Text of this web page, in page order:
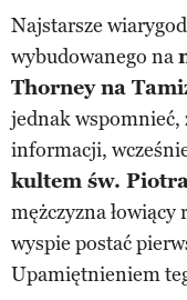
Najstarsze
wybudowanego na
Thorney na
jednak wspomnieć,
informacji,
kultem św.
mężczyzna
wyspie postać
Upamiętnieniem